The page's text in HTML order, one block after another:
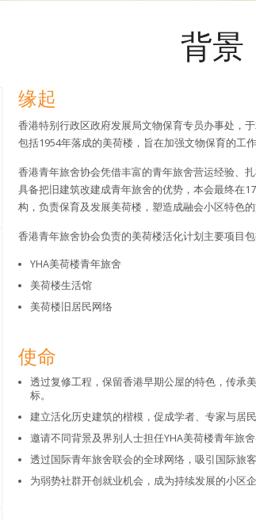
背景
缘起
香港特别行政区政府发展局文物保育专员办事处，
包括1954年落成的美荷楼，旨在加强文物保育的工
香港青年旅舍协会凭借丰富的青年旅舍营运经验、
具备把旧建筑改建成青年旅舍的优势，本会最终在
构，负责保育及发展美荷楼，塑造成融会小区特色的
香港青年旅舍协会负责的美荷楼活化计划主要项目包
YHA美荷楼青年旅舍
美荷楼生活馆
美荷楼旧居民网络
使命
透过复修工程，保留香港早期公屋的特色，传承
标。
建立活化历史建筑的楷模，促成学者、专家与居
邀请不同背景及界别人士担任YHA美荷楼青年旅
透过国际青年旅舍联会的全球网络，吸引国际旅
为弱势社群开创就业机会，成为持续发展的小区企